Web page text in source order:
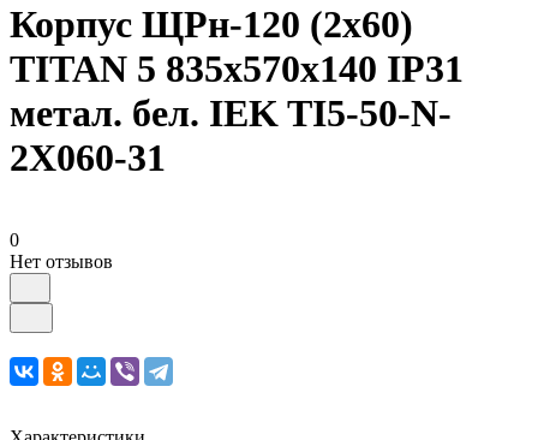
Корпус ЩРн-120 (2х60)
TITAN 5 835х570х140 IP31
метал. бел. IEK TI5-50-N-
2X060-31
0
Нет отзывов